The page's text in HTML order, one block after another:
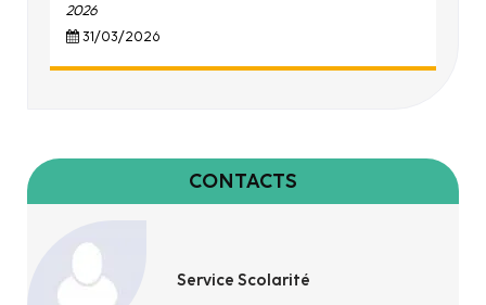
2026
31/03/2026
CONTACTS
Service Scolarité